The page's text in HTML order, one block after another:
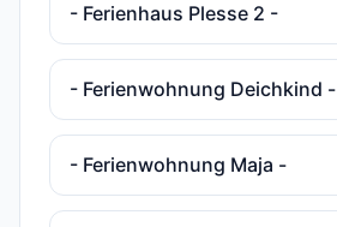
- Ferienhaus Plesse 2 -
- Ferienwohnung Deichkind -
- Ferienwohnung Maja -